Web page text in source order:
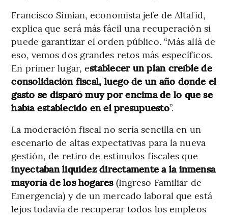
Francisco Simian, economista jefe de Altafid,
explica que será más fácil una recuperación si
puede garantizar el orden público. “Más allá de
eso, vemos dos grandes retos más específicos.
En primer lugar, establecer un plan creíble de
consolidación fiscal, luego de un año donde el
gasto se disparó muy por encima de lo que se
había establecido en el presupuesto”.
La moderación fiscal no sería sencilla en un
escenario de altas expectativas para la nueva
gestión, de retiro de estímulos fiscales que
inyectaban liquidez directamente a la inmensa
mayoría de los hogares(Ingreso Familiar de
Emergencia) y de un mercado laboral que está
lejos todavía de recuperar todos los empleos